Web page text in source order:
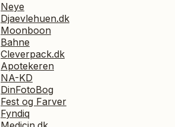
Neye
Djaevlehuen.dk
Moonboon
Bahne
Cleverpack.dk
Apotekeren
NA-KD
DinFotoBog
Fest og Farver
Fyndiq